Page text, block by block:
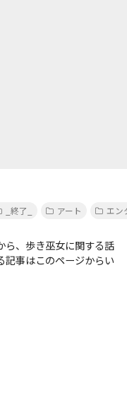
_終了_ アート エン
ら、歩き巫女に関する話
記事はこのページからい